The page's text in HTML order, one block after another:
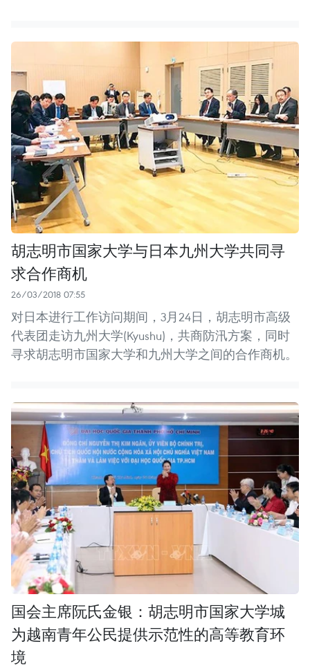
胡志明市国家大学与日本九州大学共同寻
求合作商机
26/03/2018 07:55
对日本进行工作访问期间，3月24日，胡志明市高级
代表团走访九州大学(Kyushu)，共商防汛方案，同时
寻求胡志明市国家大学和九州大学之间的合作商机。
国会主席阮氏金银：胡志明市国家大学城
为越南青年公民提供示范性的高等教育环
境